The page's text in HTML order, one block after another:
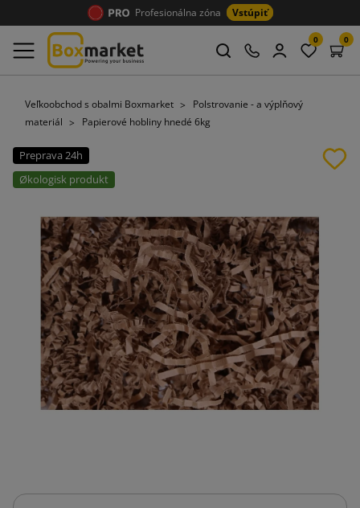
Profesionálna zóna Vstúpiť
0 0
Veľkoobchod s obalmi Boxmarket
Polstrovanie - a výplňový
materiál
Papierové hobliny hnedé 6kg
Preprava 24h
Økologisk produkt